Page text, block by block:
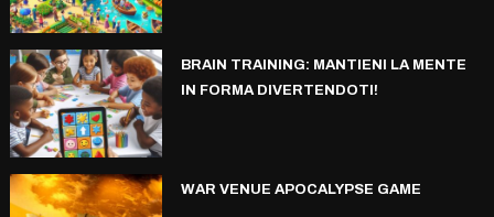
BRAIN TRAINING: MANTIENI LA MENTE
IN FORMA DIVERTENDOTI!
WAR VENUE APOCALYPSE GAME